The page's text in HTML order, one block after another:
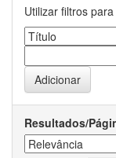
Utilizar filtros
Resultados/